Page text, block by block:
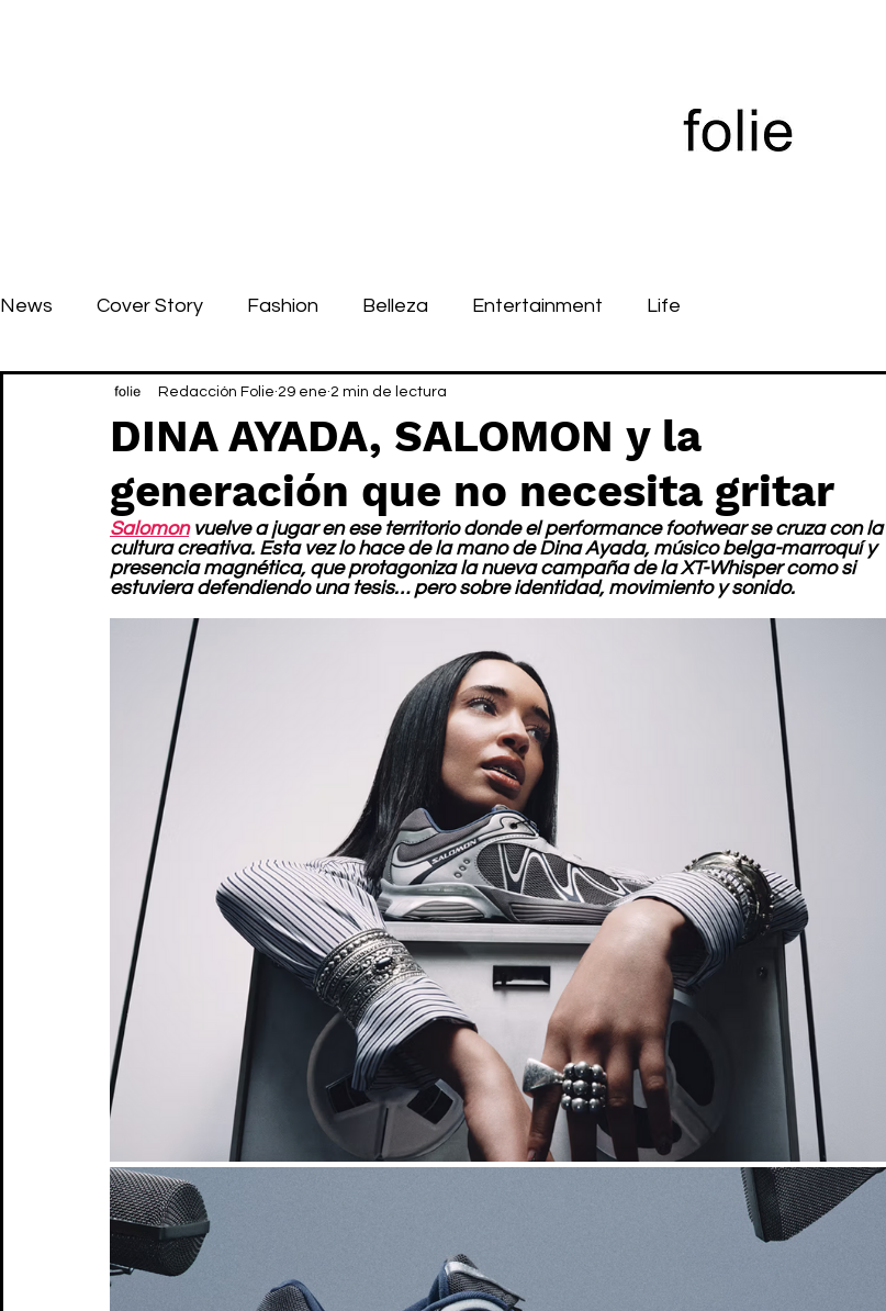
News Cover Story Fashion Belleza Entertainment Life
DINA AYADA, SALOMON y la
generación que no necesita gritar
Redacción Folie 29 ene 2 min de lectura
Salomon vuelve a jugar en ese territorio donde el performance footwear se cruza con la
cultura creativa. Esta vez lo hace de la mano de Dina Ayada, músico belga-marroquí y
presencia magnética, que protagoniza la nueva campaña de la XT-Whisper como si
estuviera defendiendo una tesis… pero sobre identidad, movimiento y sonido.